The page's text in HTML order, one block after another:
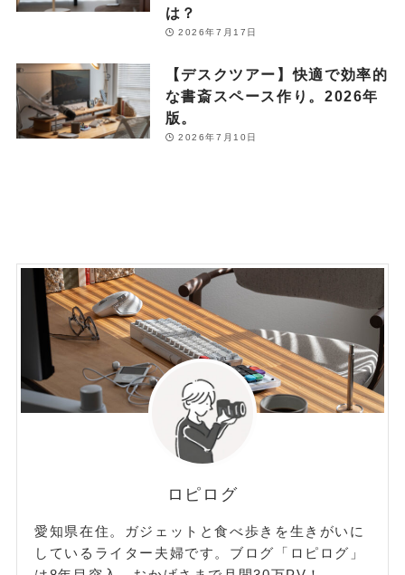
は？
2026年7月17日
【デスクツアー】快適で効率的
な書斎スペース作り。2026年
版。
2026年7月10日
ロピログ
愛知県在住。ガジェットと食べ歩きを生きがいに
しているライター夫婦です。ブログ「ロピログ」